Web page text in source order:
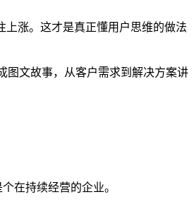
涨。这才是真正懂用户思维的做法
文故事，从客户需求到解决方案讲
在持续经营的企业。